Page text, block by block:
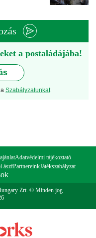
a postaládájába!
Szabályzatunkat
Adatvédelmi tájékoztató
ászfPartnereinkJátékszabályzat
Zrt. © Minden jog